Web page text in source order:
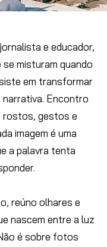
e educador,
misturam quando
em transformar
Encontro
rostos, gestos e
imagem é uma
a palavra tenta
reúno olhares e
nascem entre a luz
é sobre fotos